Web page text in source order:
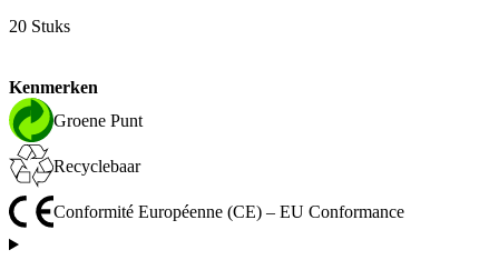
20 Stuks
Kenmerken
Groene Punt
Recyclebaar
Conformité Européenne (CE) – EU Conformance